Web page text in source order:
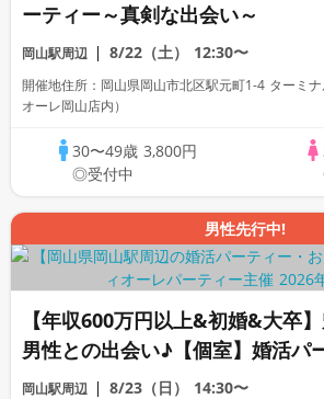
ーティー～真剣な出会い～
岡山駅周辺 8/22（土） 12:30〜
開催地住所：岡山県岡山市北区駅元町1-4 ターミ
オーレ岡山店内）
30〜49歳 3,800円
◎受付中
男性先行中!
【年収600万円以上&初婚&大卒
男性との出会い♪【個室】婚活パ
～真剣な出会い～
岡山駅周辺 8/23（日） 14:30〜